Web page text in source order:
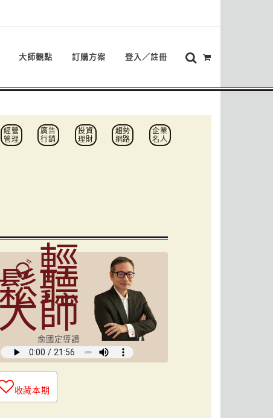
大師觀點 訂購方案 登入／註冊
經營
管理
廣告
行銷
投資
理財
趨勢
網路
企業
名人
輕
聽
師
俞國定導讀
收藏本期